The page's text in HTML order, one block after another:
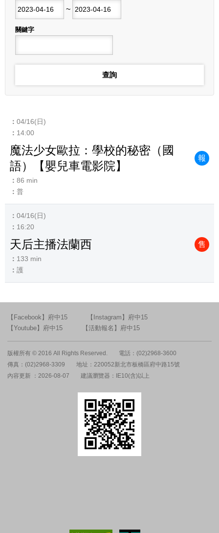
~
結束日期
關鍵字
04/16(日)
14:00
魔法少女歐拉：學校的秘密（國
語）【嬰兒車電影院】
報
86 min
普
04/16(日)
16:20
天后主播法蘭西 售
133 min
護
【Facebook】府中15
【Instagram】府中15
【Youtube】府中15
【活動報名】府中15
版權所有 © 2016 All Rights Reserved.
電話：(02)2968-3600
傳真：(02)2968-3309
地址：220052新北市板橋區府中路15號
內容更新 ：2026-08-07
建議瀏覽器：IE10(含)以上